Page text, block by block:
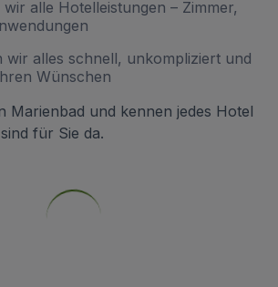
alle Hotelleistungen – Zimmer,
wir alles schnell, unkompliziert und
Wünschen
Marienbad und kennen jedes Hotel
für Sie da.